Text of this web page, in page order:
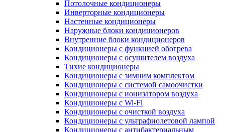
Потолочные кондиционеры
Инверторные кондиционеры
Настенные кондиционеры
Наружные блоки кондиционеров
Внутренние блоки кондиционеров
Кондиционеры с функцией обогрева
Кондиционеры с осушителем воздуха
Тихие кондиционеры
Кондиционеры с зимним комплектом
Кондиционеры с системой самоочистки
Кондиционеры с ионизатором воздуха
Кондиционеры с Wi-Fi
Кондиционеры с очисткой воздуха
Кондиционеры с ультрафиолетовой лампой
Кондиционеры с антибактериальным